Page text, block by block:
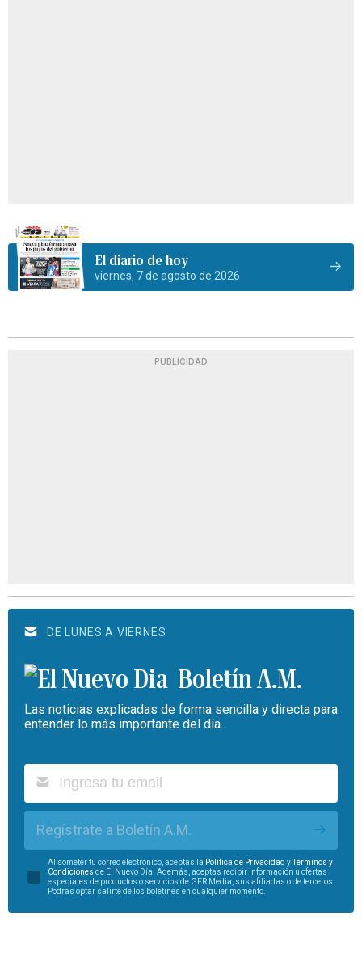
El diario de hoy
viernes, 7 de agosto de 2026
PUBLICIDAD
DE LUNES A VIERNES
Boletín A.M.
Las noticias explicadas de forma sencilla y directa para
entender lo más importante del día.
Regístrate a Boletín A.M.
Al someter tu correo electrónico, aceptas la Política de Privacidad yTérminos y
Condiciones de El Nuevo Día. Además, aceptas recibir información u ofertas
especiales de productos o servicios de GFR Media, sus afiliadas o de terceros.
Podrás optar salirte de los boletines en cualquier momento.